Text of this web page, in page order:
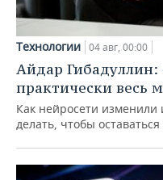
Технологии 04 авг, 00:00
Айдар Гибадуллин:
практически весь
Как нейросети изменили
делать, чтобы